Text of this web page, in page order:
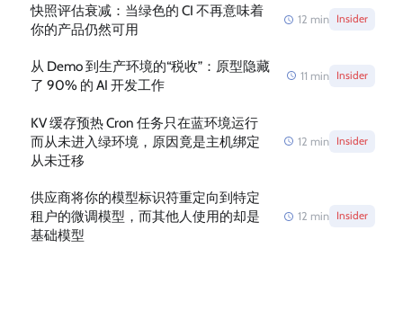
快照评估衰减：当绿色的 CI 不再意味着
你的产品仍然可用
12 min Insider
从 Demo 到生产环境的“税收”：原型隐藏
了 90% 的 AI 开发工作
11 min Insider
KV 缓存预热 Cron 任务只在蓝环境运行
而从未进入绿环境，原因竟是主机绑定
从未迁移
12 min Insider
供应商将你的模型标识符重定向到特定
租户的微调模型，而其他人使用的却是
基础模型
12 min Insider